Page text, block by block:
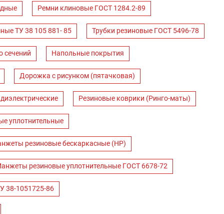
Ремни клиновые ГОСТ 1284.2-89
ТУ 38 105 881- 85 Трубки резиновые ГОСТ 5496-78
сечений Напольные покрытия
Дорожка с рисунком (пятачковая)
Резиновые коврики (Ринго-маты)
уплотнительные
резиновые бескаркасные (НР)
резиновые уплотнительные ГОСТ 6678-72
38-1051725-86